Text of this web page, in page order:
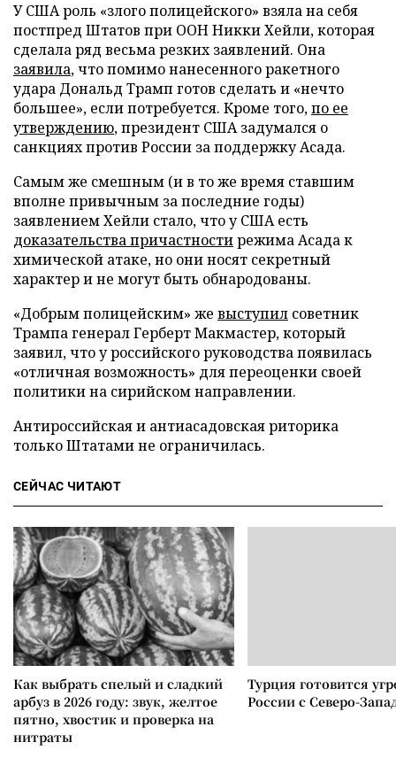
У США роль «злого полицейского» взяла на себя
постпред Штатов при ООН Никки Хейли, которая
сделала ряд весьма резких заявлений. Она
заявила, что помимо нанесенного ракетного
удара Дональд Трамп готов сделать и «нечто
большее», если потребуется. Кроме того,по ее
утверждению, президент США задумался о
санкциях против России за поддержку Асада.
Самым же смешным (и в то же время ставшим
вполне привычным за последние годы)
заявлением Хейли стало, что у США есть
доказательства причастностирежима Асада к
химической атаке, но они носят секретный
характер и не могут быть обнародованы.
«Добрым полицейским» же выступил советник
Трампа генерал Герберт Макмастер, который
заявил, что у российского руководства появилась
«отличная возможность» для переоценки своей
политики на сирийском направлении.
Антироссийская и антиасадовская риторика
только Штатами не ограничилась.
СЕЙЧАС ЧИТАЮТ
Как выбрать спелый и сладкий
арбуз в 2026 году: звук, желтое
пятно, хвостик и проверка на
нитраты
Турция готовится
России с Северо-